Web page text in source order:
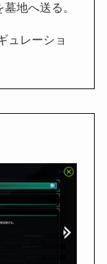
地へ送る。
ュレーショ